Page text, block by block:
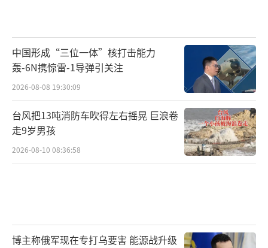
中国形成“三位一体”核打击能力
轰-6N携惊雷-1导弹引关注
2026-08-08 19:30:09
台风把13吨消防车吹得左右摇晃 巨浪卷
走9岁男孩
2026-08-10 08:36:58
博主称俄军现在专打乌要害 能源战升级